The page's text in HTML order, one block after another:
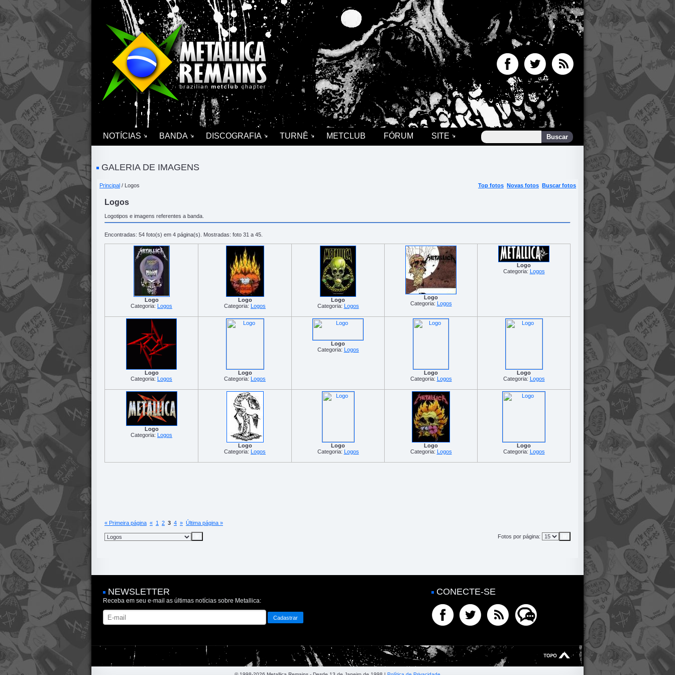
NOTÍCIAS BANDA DISCOGRAFIA TURNÊ METCLUB FÓRUM SITE
GALERIA DE IMAGENS
Principal / Logos Top fotos Novas fotos Buscar fotos
Logos
Logotipos e imagens referentes a banda.
Encontradas: 54 foto(s) em 4 página(s). Mostradas: foto 31 a 45.
Logo
Categoria: Logos
Logo
Categoria: Logos
Logo
Categoria: Logos
Logo
Categoria: Logos
Logo
Categoria: Logos
Logo
Categoria: Logos
Logo
Categoria: Logos
Logo
Categoria: Logos
Logo
Categoria: Logos
Logo
Categoria: Logos
Logo
Categoria: Logos
Logo
Categoria: Logos
Logo
Categoria: Logos
Logo
Categoria: Logos
Logo
Categoria: Logos
« Primeira página « 1 2 3 4 » Última página »
Fotos por página:
NEWSLETTER
Receba em seu e-mail as últimas notícias sobre Metallica:
CONECTE-SE